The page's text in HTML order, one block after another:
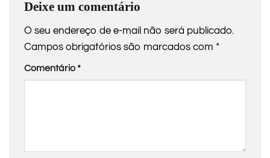
Deixe um comentário
O seu endereço de e-mail não será publicado.
Campos obrigatórios são marcados com *
Comentário*